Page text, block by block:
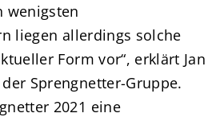
wenigsten
liegen allerdings solche
Form vor“, erklärt Jan
Sprengnetter-Gruppe.
2021 eine